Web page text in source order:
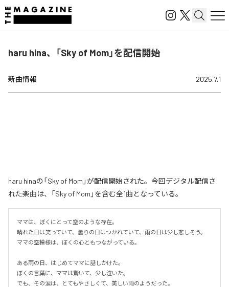
haru hina、「Sky of Mom」を配信開始
新曲情報 2025.7.1
haru hinaの「Sky of Mom」が配信開始された。今回デジタル配信さ
れた楽曲は、「Sky of Mom」を含む全1曲となっている。
ママは、ぼくにとって空のような存在。
晴れた日は笑っていて、曇りの日はつかれていて、雨の日は少し悲しそう。
ママの空模様は、ぼくの心ともつながっている。
ある雨の日、はじめてママに話しかけた。
ぼくの言葉に、ママは驚いて、少し泣いた。
でも、その涙は、とてもやさしくて、美しい雨のようだった。